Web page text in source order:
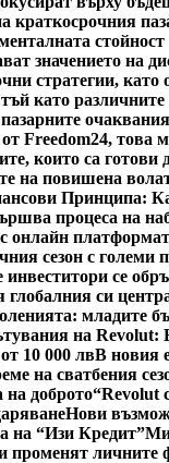
значението на
стратегии,
като
Freedom24,
които са готови
на повишена
Принципа:
процеса на
онлайн
сезон с
се
глобалния си
младите
на
10 000 лвВ новия
на сватбения
на доброто“Revolut
Нови
на “Изи Кредит”
променят личните